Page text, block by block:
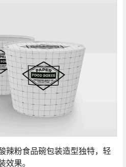
辣粉食品碗包装造型独特，轻
果。